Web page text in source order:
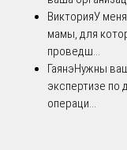
ВикторияУ
мамы, для
проведш...
ГаянэНужны
экспертизе по
операци...